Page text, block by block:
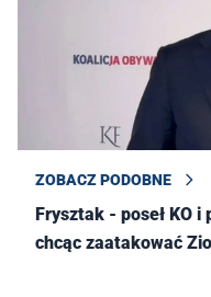
ZOBACZ PODOBNE
Frysztak - poseł KO
chcąc zaatakować